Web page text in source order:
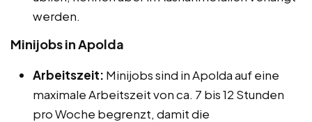
werden.
Minijobs in Apolda
Arbeitszeit: Minijobs sind in Apolda auf eine
maximale Arbeitszeit von ca. 7 bis 12 Stunden
pro Woche begrenzt, damit die